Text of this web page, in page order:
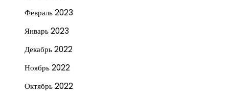
Февраль 2023
Январь 2023
Декабрь 2022
Ноябрь 2022
Октябрь 2022